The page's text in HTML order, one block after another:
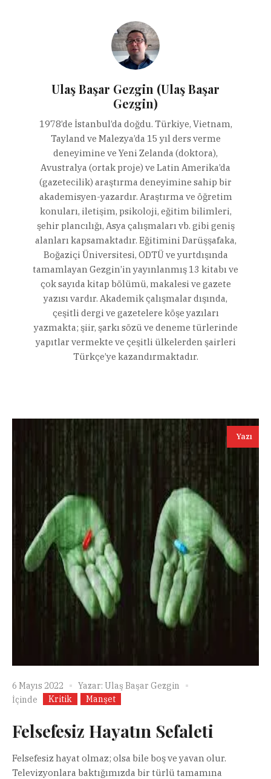
Ulaş Başar Gezgin (Ulaş Başar
Gezgin)
1978’de İstanbul’da doğdu. Türkiye, Vietnam,
Tayland ve Malezya’da 15 yıl ders verme
deneyimine ve Yeni Zelanda (doktora),
Avustralya (ortak proje) ve Latin Amerika’da
(gazetecilik) araştırma deneyimine sahip bir
akademisyen-yazardır. Araştırma ve öğretim
konuları, iletişim, psikoloji, eğitim bilimleri,
şehir plancılığı, Asya çalışmaları vb. gibi geniş
alanları kapsamaktadır. Eğitimini Darüşşafaka,
Boğaziçi Üniversitesi, ODTÜ ve yurtdışında
tamamlayan Gezgin’in yayınlanmış 13 kitabı ve
çok sayıda kitap bölümü, makalesi ve gazete
yazısı vardır. Akademik çalışmalar dışında,
çeşitli dergi ve gazetelere köşe yazıları
yazmakta; şiir, şarkı sözü ve deneme türlerinde
yapıtlar vermekte ve çeşitli ülkelerden şairleri
Türkçe’ye kazandırmaktadır.
Yazı
6 Mayıs 2022 Yazar: Ulaş Başar Gezgin
İçinde
Kritik Manşet
Felsefesiz Hayatın Sefaleti
Felsefesiz hayat olmaz; olsa bile boş ve yavan olur.
Televizyonlara baktığımızda bir türlü tamamına